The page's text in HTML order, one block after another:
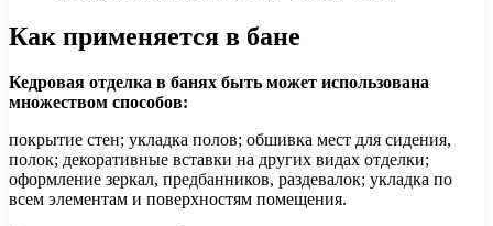
Как применяется в бане
Кедровая отделка в банях быть может использована
множеством способов:
покрытие стен; укладка полов; обшивка мест для сидения,
полок; декоративные вставки на других видах отделки;
оформление зеркал, предбанников, раздевалок; укладка по
всем элементам и поверхностям помещения.